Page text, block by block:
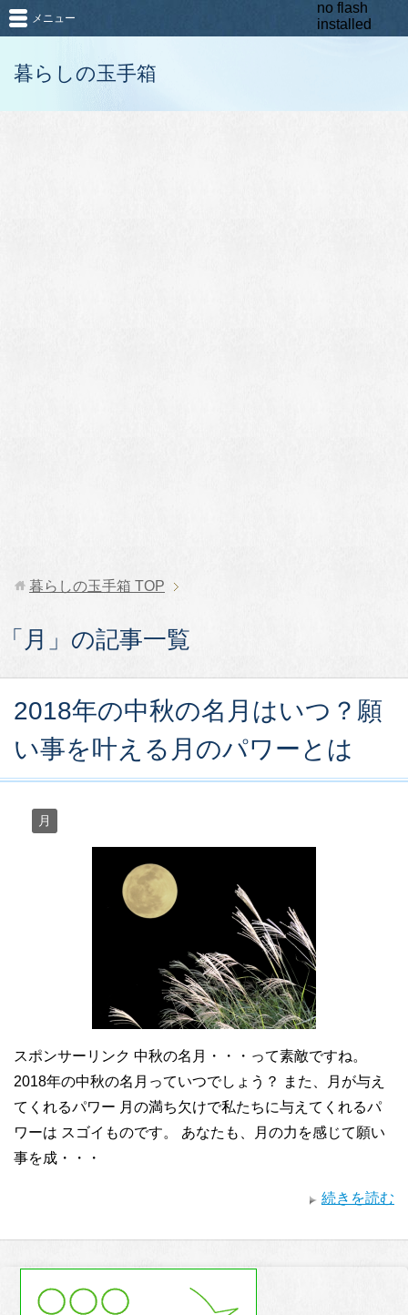
暮らしの玉手箱
メニュー
暮らしの玉手箱 TOP
「月」の記事一覧
2018年の中秋の名月はいつ？願
い事を叶える月のパワーとは
月
スポンサーリンク 中秋の名月・・・って素敵ですね。
2018年の中秋の名月っていつでしょう？ また、月が与え
てくれるパワー 月の満ち欠けで私たちに与えてくれるパ
ワーは スゴイものです。 あなたも、月の力を感じて願い
事を成・・・
続きを読む
no flash
installed